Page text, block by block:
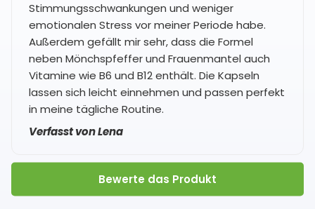
Stimmungsschwankungen und weniger
emotionalen Stress vor meiner Periode habe.
Außerdem gefällt mir sehr, dass die Formel
neben Mönchspfeffer und Frauenmantel auch
Vitamine wie B6 und B12 enthält. Die Kapseln
lassen sich leicht einnehmen und passen perfekt
in meine tägliche Routine.
Verfasst von Lena
Bewerte das Produkt